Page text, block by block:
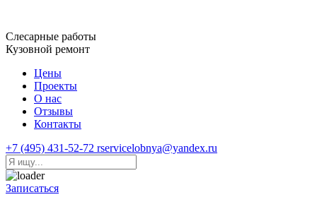
Слесарные работы
Кузовной ремонт
Цены
Проекты
О нас
Отзывы
Контакты
+7 (495) 431-52-72 rservicelobnya@yandex.ru
Записаться